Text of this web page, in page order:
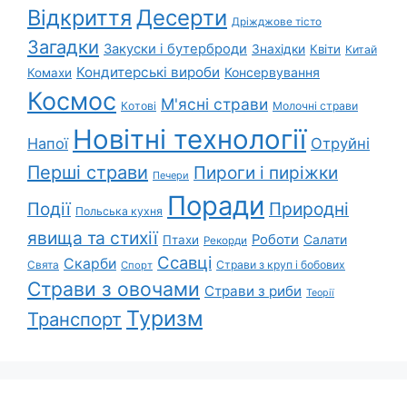
Відкриття Десерти Дріжджове тісто
Загадки Закуски і бутерброди Знахідки Квіти Китай
Комахи Кондитерські вироби Консервування
Космос Котові М'ясні страви Молочні страви
Напої Новітні технології Отруйні
Перші страви Печери Пироги і пиріжки
Події Польська кухня Поради Природні
явища та стихії Птахи Рекорди Роботи Салати
Свята Скарби Спорт Ссавці Страви з круп і бобових
Страви з овочами Страви з риби Теорії
Транспорт Туризм